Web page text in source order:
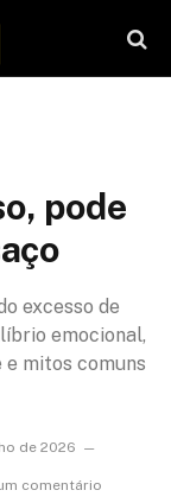
pode
excesso de
emocional,
e mitos comuns
de 2026
comentário